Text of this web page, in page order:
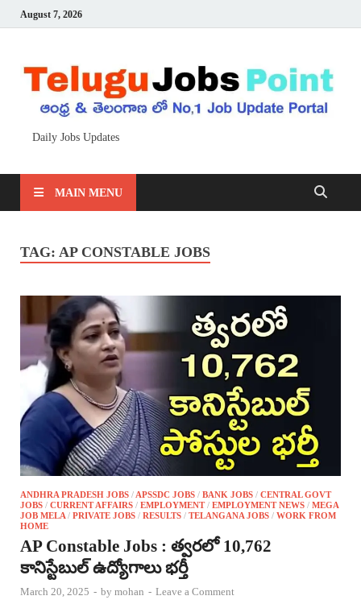
August 7, 2026
Daily Jobs Updates
MAIN MENU
TAG: AP CONSTABLE JOBS
ANDHRA PRADESH JOBS / APSSDC JOBS / BANK JOBS / CENTRAL GOVT
JOBS / CURRENT AFFAIRS / EMPLOYMENT/ EMPLOYMENT NEWS / MEGA
JOB MELA / PRIVATE JOBS / RESULTS / TELANGANA JOBS / WORK FROM
HOME
AP Constable Jobs : త్వరలో 10,762
కానిస్టేబుల్ ఉద్యోగాలు భర్తీ
March 20, 2025 - by mohan - Leave a Comment